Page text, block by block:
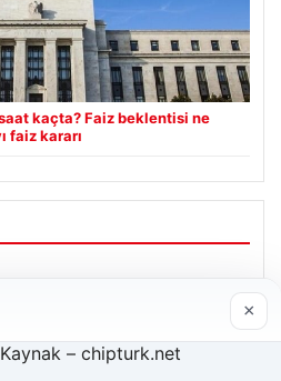
kaçta? Faiz beklentisi ne
faiz kararı
×